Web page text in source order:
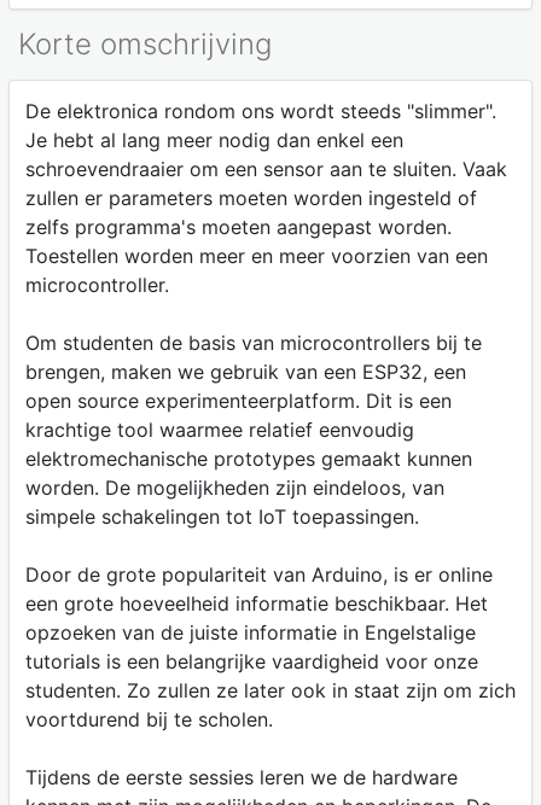
Korte omschrijving
De elektronica rondom ons wordt steeds "slimmer".
Je hebt al lang meer nodig dan enkel een
schroevendraaier om een sensor aan te sluiten. Vaak
zullen er parameters moeten worden ingesteld of
zelfs programma's moeten aangepast worden.
Toestellen worden meer en meer voorzien van een
microcontroller.
Om studenten de basis van microcontrollers bij te
brengen, maken we gebruik van een ESP32, een
open source experimenteerplatform. Dit is een
krachtige tool waarmee relatief eenvoudig
elektromechanische prototypes gemaakt kunnen
worden. De mogelijkheden zijn eindeloos, van
simpele schakelingen tot IoT toepassingen.
Door de grote populariteit van Arduino, is er online
een grote hoeveelheid informatie beschikbaar. Het
opzoeken van de juiste informatie in Engelstalige
tutorials is een belangrijke vaardigheid voor onze
studenten. Zo zullen ze later ook in staat zijn om zich
voortdurend bij te scholen.
Tijdens de eerste sessies leren we de hardware